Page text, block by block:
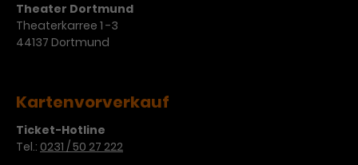
Theater Dortmund
Theaterkarree 1 -3
44137 Dortmund
Kartenvorverkauf
Ticket-Hotline
Tel.: 0231 / 50 27 222